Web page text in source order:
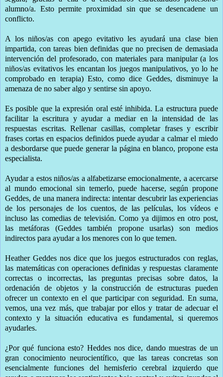
alumno/a. Esto permite proximidad sin que se desencadene un
conflicto.
A los niños/as con apego evitativo les ayudará una clase bien
impartida, con tareas bien definidas que no precisen de demasiada
intervención del profesorado, con materiales para manipular (a los
niños/as evitativos les encantan los juegos manipulativos, yo lo he
comprobado en terapia) Esto, como dice Geddes, disminuye la
amenaza de no saber algo y sentirse sin apoyo.
Es posible que la expresión oral esté inhibida. La estructura puede
facilitar la escritura y ayudar a mediar en la intensidad de las
respuestas escritas. Rellenar casillas, completar frases y escribir
frases cortas en espacios definidos puede ayudar a calmar el miedo
a desbordarse que puede generar la página en blanco, propone esta
especialista.
Ayudar a estos niños/as a alfabetizarse emocionalmente, a acercarse
al mundo emocional sin temerlo, puede hacerse, según propone
Geddes, de una manera indirecta: intentar descubrir las experiencias
de los personajes de los cuentos, de las películas, los vídeos e
incluso las comedias de televisión. Como ya dijimos en otro post,
las metáforas (Geddes también propone usarlas) son medios
indirectos para ayudar a los menores con lo que temen.
Heather Geddes nos dice que los juegos estructurados con reglas,
las matemáticas con operaciones definidas y respuestas claramente
correctas o incorrectas, las preguntas precisas sobre datos, la
ordenación de objetos y la construcción de estructuras pueden
ofrecer un contexto en el que participar con seguridad. En suma,
vemos, una vez más, que trabajar por ellos y tratar de adecuar el
contexto y la situación educativa es fundamental, si queremos
ayudarles.
¿Por qué funciona esto? Heddes nos dice, dando muestras de un
gran conocimiento neurocientífico, que las tareas concretas son
esencialmente funciones del hemisferio cerebral izquierdo que